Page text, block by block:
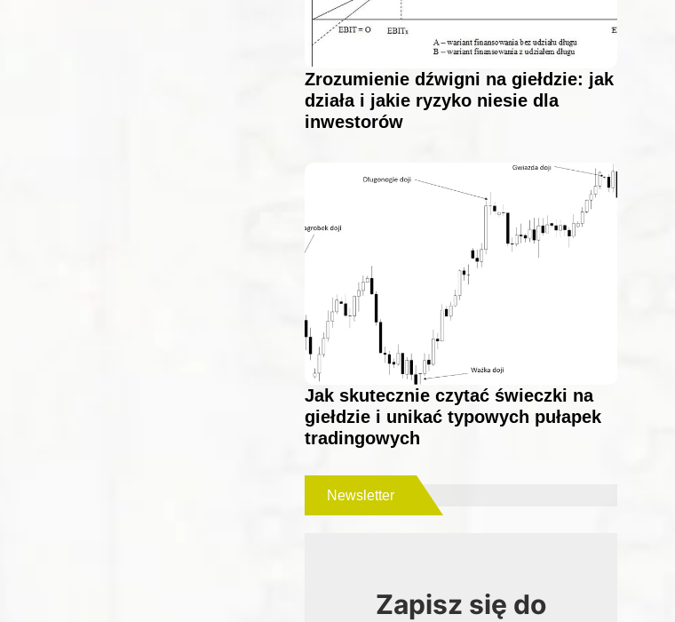
Zrozumienie dźwigni na giełdzie: jak
działa i jakie ryzyko niesie dla
inwestorów
Jak skutecznie czytać świeczki na
giełdzie i unikać typowych pułapek
tradingowych
Newsletter
Zapisz się do